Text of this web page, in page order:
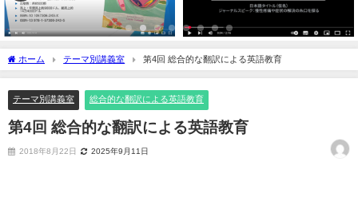
ホーム テーマ別講義室 第4回 総合的な翻訳による英語教育
テーマ別講義室 総合的な翻訳による英語教育
第4回 総合的な翻訳による英語教育
2018年8月22日 2025年9月11日